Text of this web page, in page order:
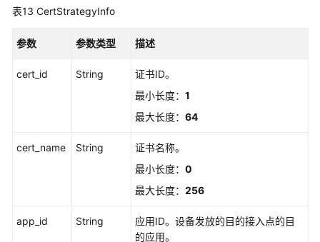
表13 CertStrategyInfo
参数 参数类型 描述
cert_id String
证书ID。
最小长度： 1
最大长度： 64
cert_name String
证书名称。
最小长度： 0
最大长度： 256
app_id String
应用ID。设备发放的目的接入点的目
的应用。